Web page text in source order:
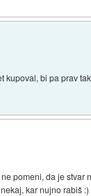
bi pa prav
pomeni, da je
kar nujno rabiš :)